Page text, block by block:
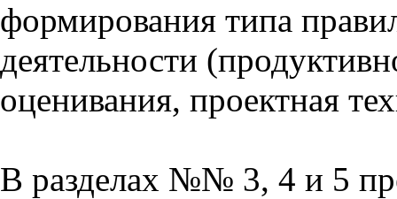
формирования типа
деятельности
оценивания, проектная
В разделах №№ 3, 4 и 5